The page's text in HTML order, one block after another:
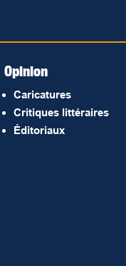
Opinion
Caricatures
Critiques littéraires
Éditoriaux